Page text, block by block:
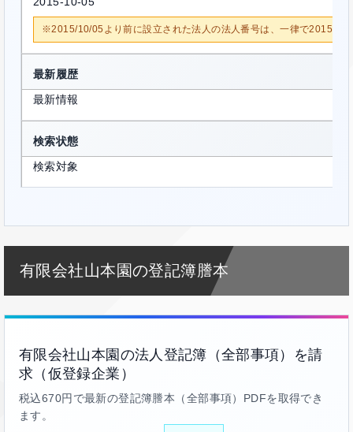
※2015/10/05より前に設立された法人の法人番号は、一律で2015/10/
最新履歴
最新情報
検索状態
検索対象
有限会社山本園の登記簿謄本
有限会社山本園の法人登記簿（全部事項）を請
求（仮登録企業）
税込670円で最新の登記簿謄本（全部事項）PDFを取得でき
ます。